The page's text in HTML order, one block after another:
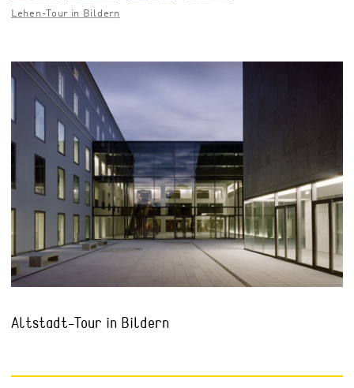
Lehen-Tour in Bildern
Altstadt-Tour in Bildern